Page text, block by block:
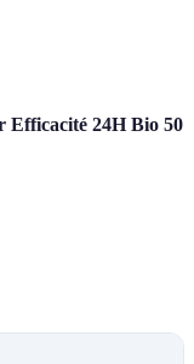
Efficacité 24H Bio 50